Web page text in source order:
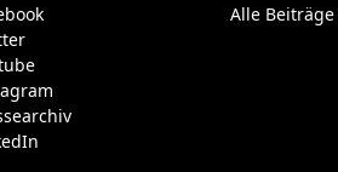
Alle Beiträge